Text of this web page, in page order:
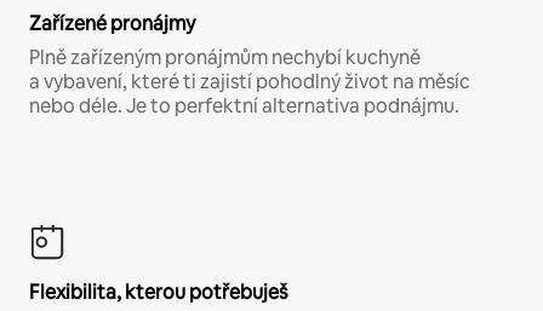
Zařízené pronájmy
Plně zařízeným pronájmům nechybí kuchyně
a vybavení, které ti zajistí pohodlný život na měsíc
nebo déle. Je to perfektní alternativa podnájmu.
Flexibilita, kterou potřebuješ